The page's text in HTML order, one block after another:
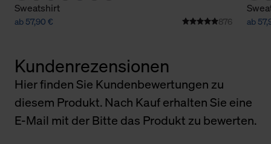
Sweatshirt
ab 57,90 € 876 ab
Kundenrezensionen
Hier finden Sie Kundenbewertungen zu
diesem Produkt. Nach Kauf erhalten Sie eine
E-Mail mit der Bitte das Produkt zu bewerten.